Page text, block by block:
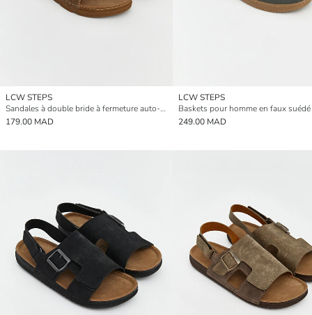
LCW STEPS
Sandales à double bride à fermeture auto-agrippante pour homme
179.00 MAD
LCW STEPS
Baskets pour homme en faux suédé
249.00 MAD